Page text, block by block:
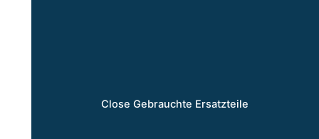
Close Gebrauchte Ersatzteile